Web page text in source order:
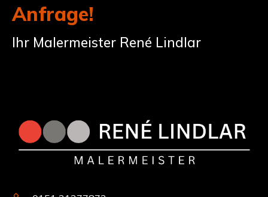
Anfrage!
Ihr Malermeister René Lindlar